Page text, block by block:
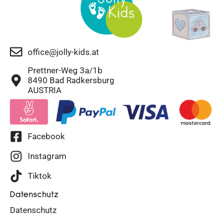
office@jolly-kids.at
Prettner-Weg 3a/1b
8490 Bad Radkersburg
AUSTRIA
Facebook
Instagram
Tiktok
Datenschutz
Datenschutz